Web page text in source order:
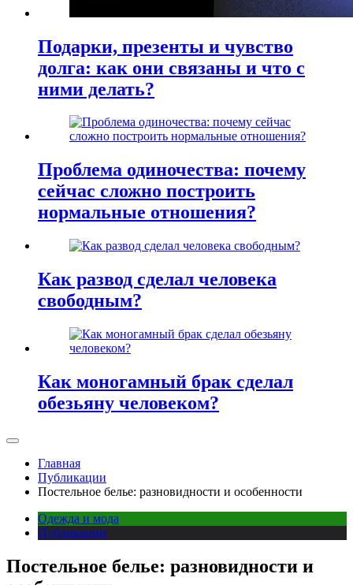
Подарки, презенты и чувство
долга: как они связаны и что с
ними делать?
Проблема одиночества: почему
сейчас сложно построить
нормальные отношения?
Как развод сделал человека
свободным?
Как моногамный брак сделал
обезьяну человеком?
Главная
Публикации
Постельное белье: разновидности и особенности
Одежда и мода
Публикации
Постельное белье: разновидности и